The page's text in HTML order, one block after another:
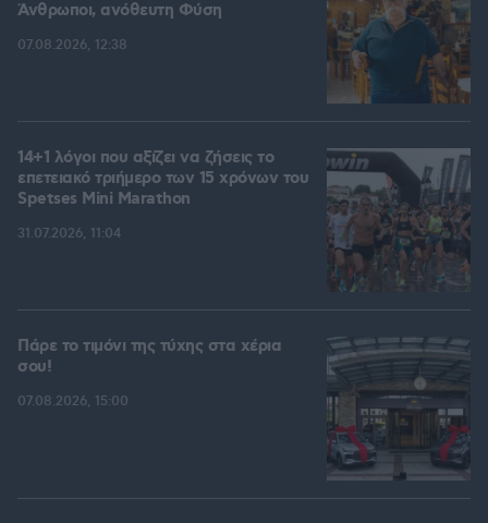
Άνθρωποι, ανόθευτη Φύση
07.08.2026, 12:38
14+1 λόγοι που αξίζει να ζήσεις το
επετειακό τριήμερο των 15 χρόνων του
Spetses Mini Marathon
31.07.2026, 11:04
Πάρε το τιμόνι της τύχης στα χέρια
σου!
07.08.2026, 15:00